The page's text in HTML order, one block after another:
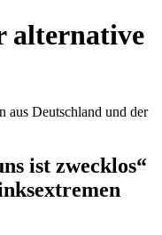
alternative
aus Deutschland und der
ist zwecklos“